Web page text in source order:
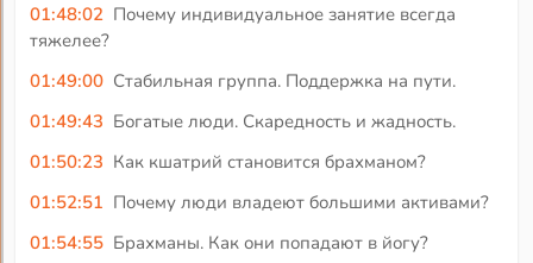
01:48:02 Почему индивидуальное занятие всегда
тяжелее?
01:49:00 Стабильная группа. Поддержка на пути.
01:49:43 Богатые люди. Скаредность и жадность.
01:50:23 Как кшатрий становится брахманом?
01:52:51 Почему люди владеют большими активами?
01:54:55 Брахманы. Как они попадают в йогу?